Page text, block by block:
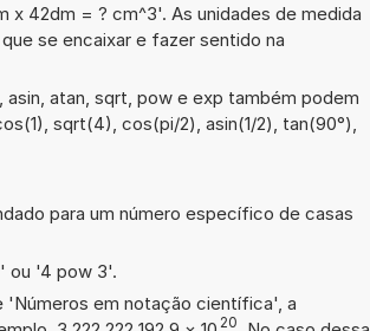
42dm = ? cm^3'. As unidades de medida
se encaixar e fazer sentido na
atan, sqrt, pow e exp também podem
sqrt(4), cos(pi/2), asin(1/2), tan(90°),
para um número específico de casas
ou '4 pow 3'.
'Números em notação científica', a
20